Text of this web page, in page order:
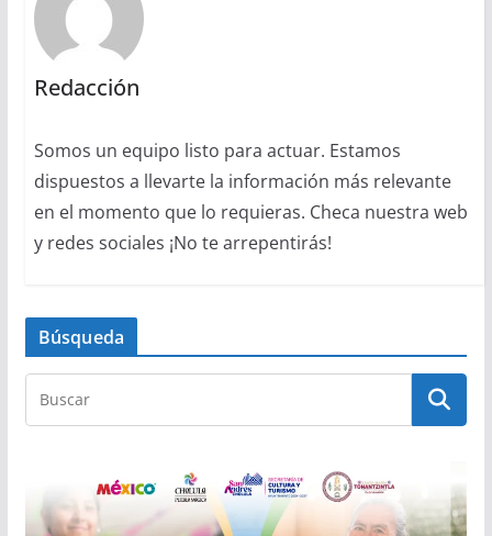
Redacción
Somos un equipo listo para actuar. Estamos
dispuestos a llevarte la información más relevante
en el momento que lo requieras. Checa nuestra web
y redes sociales ¡No te arrepentirás!
Búsqueda